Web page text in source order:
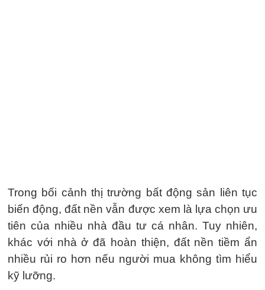
Trong bối cảnh thị trường bất động sản liên tục
biến động, đất nền vẫn được xem là lựa chọn ưu
tiên của nhiều nhà đầu tư cá nhân. Tuy nhiên,
khác với nhà ở đã hoàn thiện, đất nền tiềm ẩn
nhiều rủi ro hơn nếu người mua không tìm hiểu
kỹ lưỡng.